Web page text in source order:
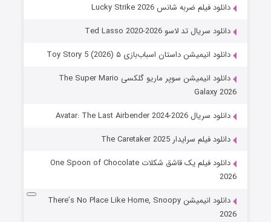
دانلود فیلم ضربه شانس Lucky Strike 2026
دانلود سریال تد لاسو Ted Lasso 2020-2026
دانلود انیمیشن داستان اسباب‌بازی ۵ Toy Story 5 (2026)
دانلود انیمیشن سوپر ماریو گلکسی The Super Mario
Galaxy 2026
دانلود سریال Avatar: The Last Airbender 2024-2026
دانلود فیلم سرایدار The Caretaker 2025
دانلود فیلم یک قاشق شکلات One Spoon of Chocolate
2026
دانلود انیمیشن There’s No Place Like Home, Snoopy
2026